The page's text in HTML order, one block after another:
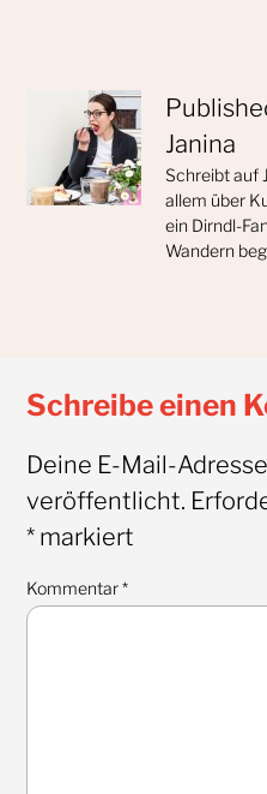
Janina
Schreibt auf
allem über
ein Dirndl-
Wandern
Schreibe einen
Deine E-Mail-
veröffentlicht.
*markiert
Kommentar*